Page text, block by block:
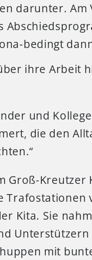
darunter. Am
bedingt
ihre Arbeit
und
die den
Groß-Kreutzer
Kita. Sie
mit